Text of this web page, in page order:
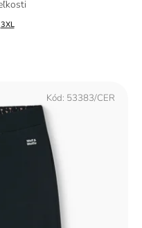
3XL
Kód: 53383/CER